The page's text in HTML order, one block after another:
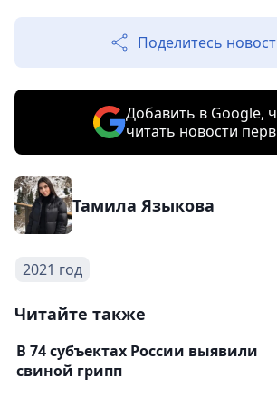
Поделитесь
Добавить в Google,
читать новости
Тамила Языкова
2021 год
Читайте также
В 74 субъектах России выявили
свиной грипп